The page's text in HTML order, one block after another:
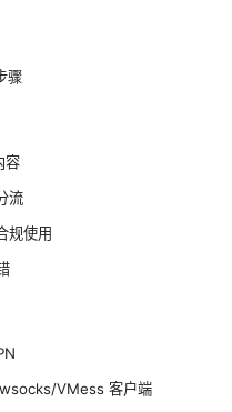
骤
容
流
规使用
VMess 客户端